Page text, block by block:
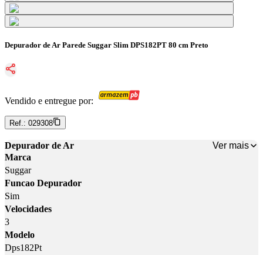
Depurador de Ar Parede Suggar Slim DPS182PT 80 cm Preto
Vendido e entregue por:
Ref.: 029308
Depurador de Ar
Ver mais
Marca
Suggar
Funcao Depurador
Sim
Velocidades
3
Modelo
Dps182Pt